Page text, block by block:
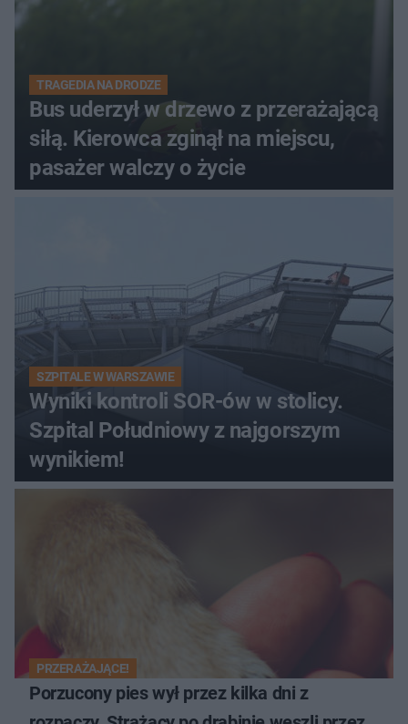
TRAGEDIA NA DRODZE
Bus uderzył w drzewo z przerażającą
siłą. Kierowca zginął na miejscu,
pasażer walczy o życie
SZPITALE W WARSZAWIE
Wyniki kontroli SOR-ów w stolicy.
Szpital Południowy z najgorszym
wynikiem!
PRZERAŻAJĄCE!
Porzucony pies wył przez kilka dni z